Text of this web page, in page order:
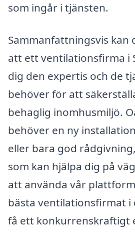
som ingår i tjänsten.
Sammanfattningsvis kan
att ett ventilationsfirma i
dig den expertis och de
behöver för att
behaglig inomhusmiljö.
behöver en ny
eller bara god
som kan hjälpa dig på
att använda vår
bästa ventilationsfirmat i
få ett konkurrenskraftigt